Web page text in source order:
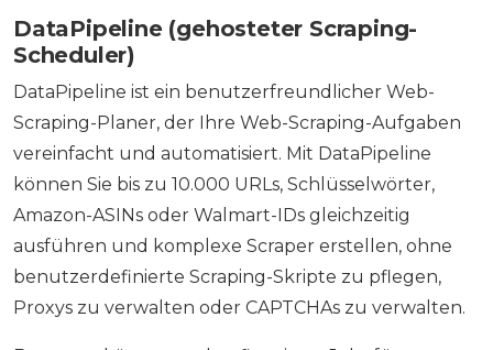
DataPipeline (gehosteter Scraping-
Scheduler)
DataPipeline ist ein benutzerfreundlicher Web-
Scraping-Planer, der Ihre Web-Scraping-Aufgaben
vereinfacht und automatisiert. Mit DataPipeline
können Sie bis zu 10.000 URLs, Schlüsselwörter,
Amazon-ASINs oder Walmart-IDs gleichzeitig
ausführen und komplexe Scraper erstellen, ohne
benutzerdefinierte Scraping-Skripte zu pflegen,
Proxys zu verwalten oder CAPTCHAs zu verwalten.